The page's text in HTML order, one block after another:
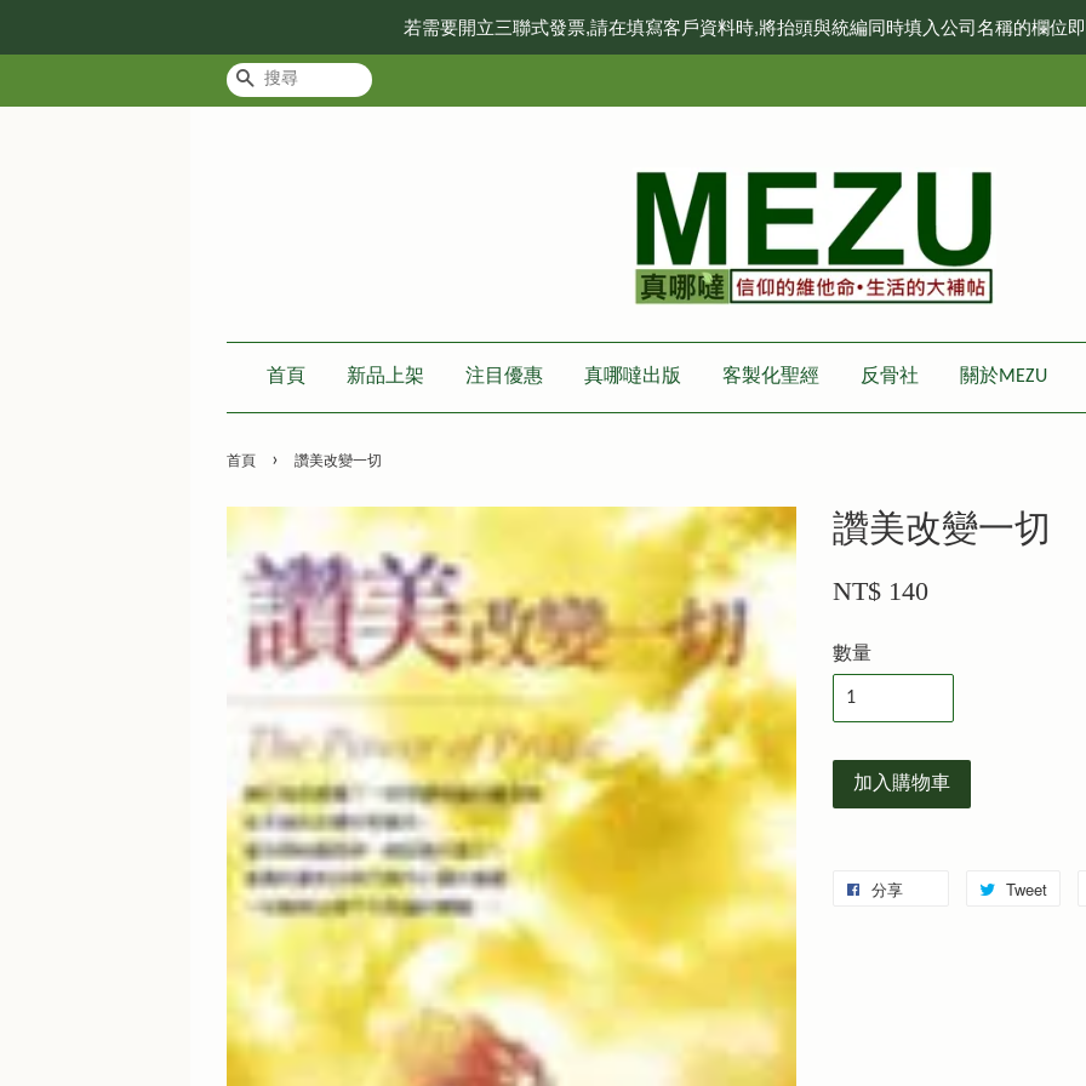
若需要開立三聯式發票,請在填寫客戶資料時,將抬頭與統編同時填入公司名稱的欄位
搜尋
首頁 新品上架 注目優惠 真哪噠出版 客製化聖經 反骨社 關於MEZU
首頁 › 讚美改變一切
讚美改變一切
NT$ 140
數量
加入購物車
分享 Tweet